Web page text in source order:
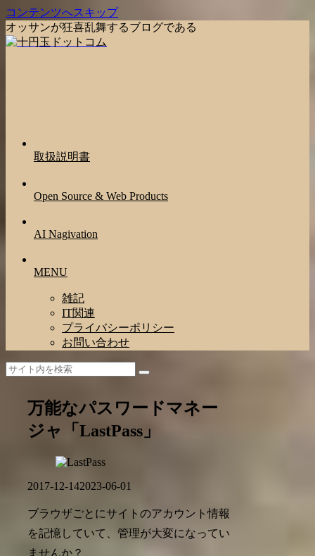
コンテンツへスキップ
オッサンが狂喜乱舞するブログである
取扱説明書
Open Source & Web Products
AI Nagivation
MENU
雑記
IT関連
プライバシーポリシー
お問い合わせ
万能なパスワードマネー
ジャ「LastPass」
2017-12-142023-06-01
ブラウザごとにサイトのアカウント情報
を記憶していて、管理が大変になってい
ませんか？